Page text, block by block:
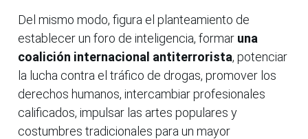
Del mismo modo, figura el planteamiento de
establecer un foro de inteligencia, formar una
coalición internacional antiterrorista, potenciar
la lucha contra el tráfico de drogas, promover los
derechos humanos, intercambiar profesionales
calificados, impulsar las artes populares y
costumbres tradicionales para un mayor